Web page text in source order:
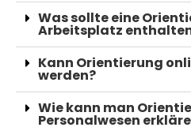
Was sollte eine
Arbeitsplatz
Kann Orientierung
werden?
Wie kann man
Personalwesen